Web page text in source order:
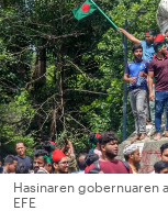
Hasinaren gobernuaren
EFE